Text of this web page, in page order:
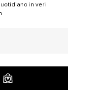
in veri